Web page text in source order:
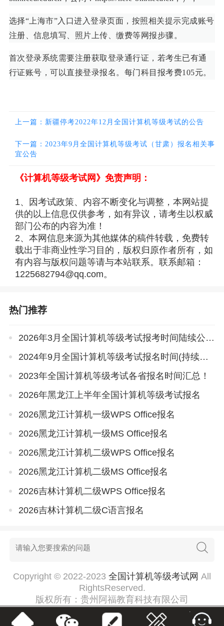
选择“上海市”入口进入登录页面，按照相关提示完成账号
注册、信息填写、照片上传、缴费等网报步骤。
首次登录系统需要注册获取登录通行证，若考生已有通
行证账号，可以直接登录报名。每门科目报考费105元。
上一篇：新疆停考2022年12月全国计算机等级考试的公告
下一篇：2023年9月全国计算机等级考试（甘肃）报名相关事
宜公告
《计算机等级考试网》免责声明：
1、因考试政策、内容不断变化与调整，本网站提
供的以上信息仅供参考，如有异议，请考生以权威
部门公布的内容为准！
2、本网信息来源为其他媒体的稿件转载，免费转
载出于非商业性学习目的，版权归原作者所有，如
有内容与版权问题等请与本站联系。联系邮箱：
1225682794@qq.com。
热门推荐
2026年3月全国计算机等级考试报考时间陆续公布
2024年9月全国计算机等级考试报名时间(持续更新)
2023年全国计算机等级考试各省报名时间汇总！
2026年黑龙江上半年全国计算机等级考试报名
2026黑龙江计算机一级WPS Office报名
2026黑龙江计算机一级MS Office报名
2026黑龙江计算机二级WPS Office报名
2026黑龙江计算机二级MS Office报名
2026吉林计算机二级WPS Office报名
2026吉林计算机二级C语言报名
Copyright © 2022-2023 全国计算机等级考试网 All
RightsReserved.
版权所有：贵州阿福教育科技有限公司